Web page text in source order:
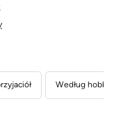
Według hobby